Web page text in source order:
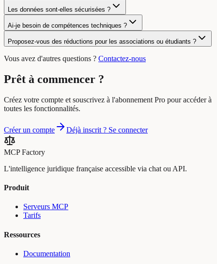
Les données sont-elles sécurisées ?
Ai-je besoin de compétences techniques ?
Proposez-vous des réductions pour les associations ou étudiants ?
Vous avez d'autres questions ? Contactez-nous
Prêt à commencer ?
Créez votre compte et souscrivez à l'abonnement Pro pour accéder à
toutes les fonctionnalités.
Créer un compte Déjà inscrit ? Se connecter
MCP Factory
L'intelligence juridique française accessible via chat ou API.
Produit
Serveurs MCP
Tarifs
Ressources
Documentation